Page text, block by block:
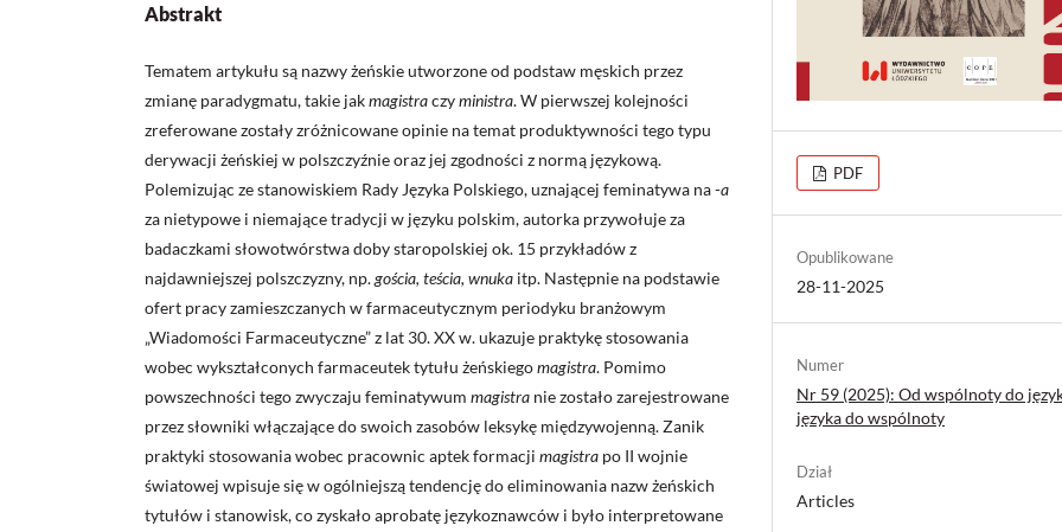
Abstrakt
Tematem artykułu są nazwy żeńskie utworzone od podstaw męskich przez
zmianę paradygmatu, takie jakmagistraczyministra. W pierwszej kolejności
zreferowane zostały zróżnicowane opinie na temat produktywności tego typu
derywacji żeńskiej w polszczyźnie oraz jej zgodności z normą językową.
Polemizując ze stanowiskiem Rady Języka Polskiego, uznającej feminatywa na -a
za nietypowe i niemające tradycji w języku polskim, autorka przywołuje za
badaczkami słowotwórstwa doby staropolskiej ok. 15 przykładów z
najdawniejszej polszczyzny, np.gościa, teścia, wnuka itp. Następnie na podstawie
ofert pracy zamieszczanych w farmaceutycznym periodyku branżowym
„Wiadomości Farmaceutyczne” z lat 30. XX w. ukazuje praktykę stosowania
wobec wykształconych farmaceutek tytułu żeńskiegomagistra. Pomimo
powszechności tego zwyczaju feminatywum magistra nie zostało zarejestrowane
przez słowniki włączające do swoich zasobów leksykę międzywojenną. Zanik
praktyki stosowania wobec pracownic aptek formacji magistra po II wojnie
światowej wpisuje się w ogólniejszą tendencję do eliminowania nazw żeńskich
tytułów i stanowisk, co zyskało aprobatę językoznawców i było interpretowane
PDF
Opublikowane
28-11-2025
Numer
Nr 59 (2025): Od wspólnoty do
języka do wspólnoty
Dział
Articles